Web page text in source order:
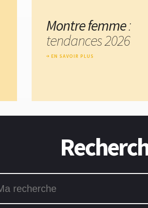
Montre femme:
tendances 2026
EN SAVOIR PLUS